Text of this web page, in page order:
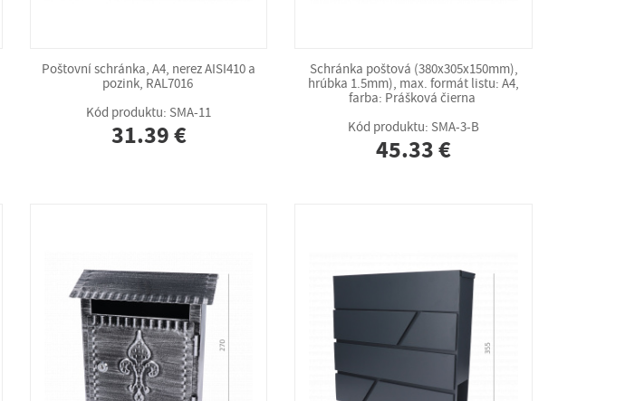
Poštovní schránka, A4, nerez AISI410 a
pozink, RAL7016
Kód produktu: SMA-11
31.39 €
Schránka poštová (380x305x150mm),
hrúbka 1.5mm), max. formát listu: A4,
farba: Prášková čierna
Kód produktu: SMA-3-B
45.33 €